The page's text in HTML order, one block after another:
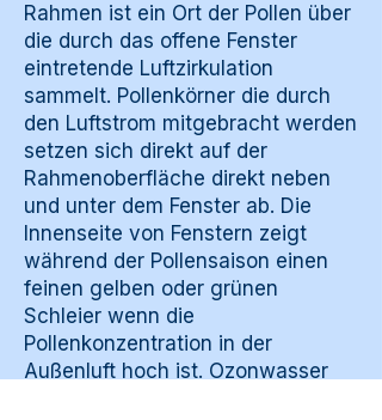
Rahmen ist ein Ort der Pollen über
die durch das offene Fenster
eintretende Luftzirkulation
sammelt. Pollenkörner die durch
den Luftstrom mitgebracht werden
setzen sich direkt auf der
Rahmenoberfläche direkt neben
und unter dem Fenster ab. Die
Innenseite von Fenstern zeigt
während der Pollensaison einen
feinen gelben oder grünen
Schleier wenn die
Pollenkonzentration in der
Außenluft hoch ist. Ozonwasser